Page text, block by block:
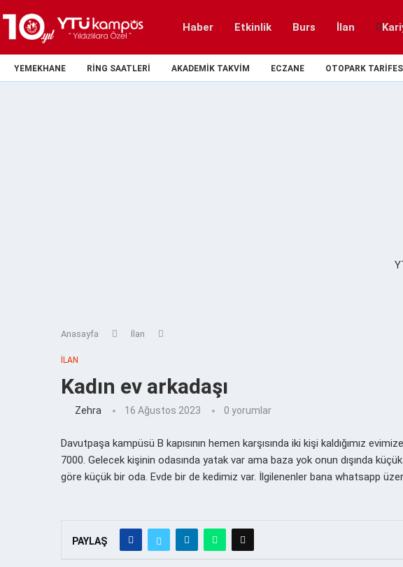
Haber Etkinlik Burs İlan
YEMEKHANE RING SAATLERI AKADEMIK TAKVIM ECZANE OTOPARK TARIFESI
Anasayfa İlan
İLAN
Kadın ev arkadaşı
Zehra 16 Ağustos 2023 0 yorumlar
Davutpaşa kampüsü B kapısının hemen karşısında iki kişi kaldığımız
7000. Gelecek kişinin odasında yatak var ama baza yok onun dışında
göre küçük bir oda. Evde bir de kedimiz var. İlgilenenler bana whatsapp
PAYLAŞ